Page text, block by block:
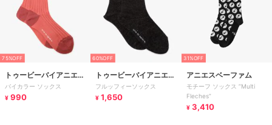
75%OFF
トゥービーバイアニエス
ベー
バイカラー ソックス
¥ 990
60%OFF
トゥービーバイアニエス
ベー
フルッフィーソックス
¥ 1,650
31%OFF
アニエスベーファム
モチーフ ソックス ”Multi
Fleches”
¥ 3,410